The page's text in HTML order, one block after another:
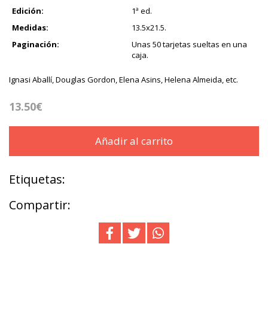
Edición:
1ª ed.
Medidas:
13.5x21.5.
Paginación:
Unas 50 tarjetas sueltas en una
caja.
Ignasi Aballí, Douglas Gordon, Elena Asins, Helena Almeida, etc.
13.50€
Añadir al carrito
Etiquetas:
Compartir: